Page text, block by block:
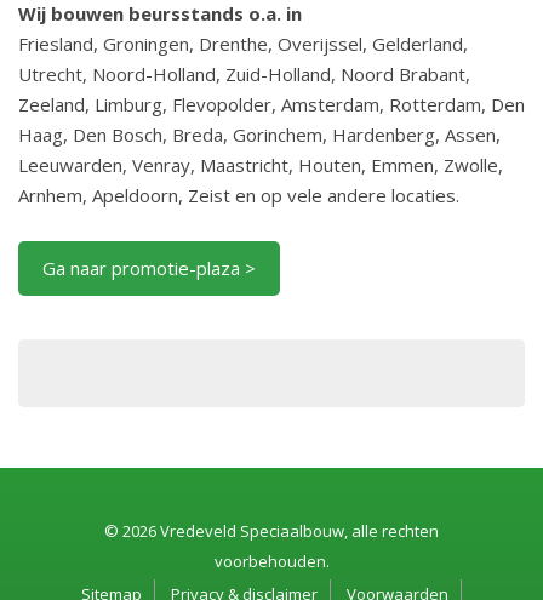
Wij bouwen beursstands o.a. in
Friesland, Groningen, Drenthe, Overijssel, Gelderland,
Utrecht, Noord-Holland, Zuid-Holland, Noord Brabant,
Zeeland, Limburg, Flevopolder, Amsterdam, Rotterdam, Den
Haag, Den Bosch, Breda, Gorinchem, Hardenberg, Assen,
Leeuwarden, Venray, Maastricht, Houten, Emmen, Zwolle,
Arnhem, Apeldoorn, Zeist en op vele andere locaties.
Ga naar promotie-plaza >
© 2026 Vredeveld Speciaalbouw, alle rechten
voorbehouden.
Sitemap
Privacy & disclaimer Voorwaarden